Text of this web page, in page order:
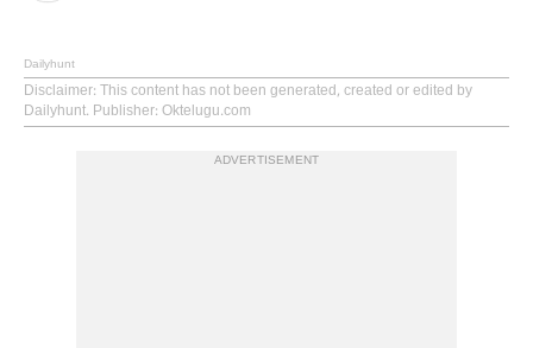
Dailyhunt
Disclaimer: This content has not been generated, created or edited by
Dailyhunt. Publisher: Oktelugu.com
ADVERTISEMENT